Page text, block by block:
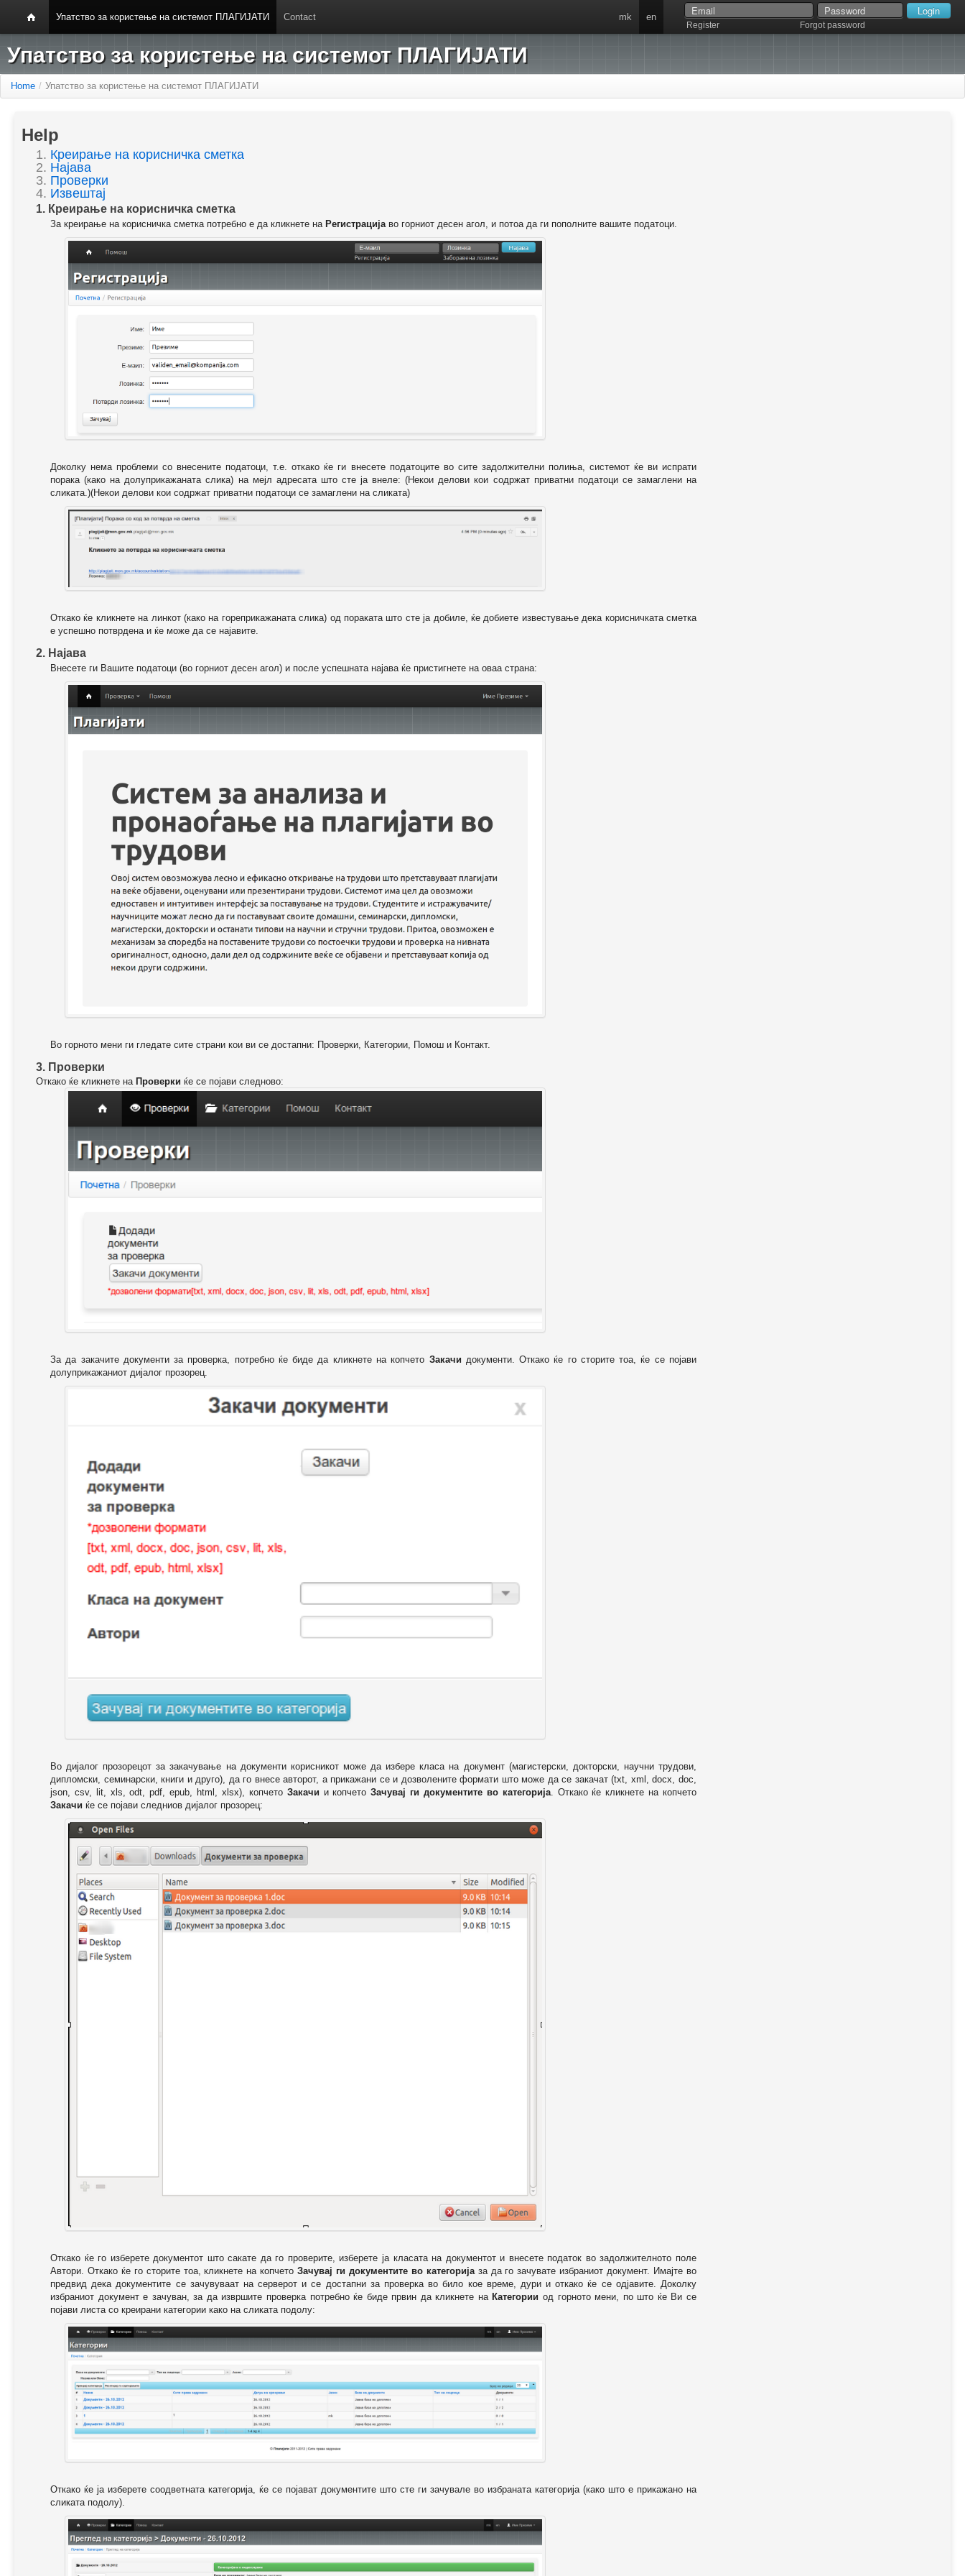
Упатство за користење на системот ПЛАГИЈАТИ Contact
Register Forgot password
mk en
Упатство за користење на системот ПЛАГИЈАТИ
Home / Упатство за користење на системот ПЛАГИЈАТИ
Help
1. Креирање на корисничка сметка
2. Најава
3. Проверки
4. Извештај
1. Креирање на корисничка сметка
За креирање на корисничка сметка потребно е да кликнете на Регистрацијаво горниот десен агол, и потоа да ги пополните вашите податоци.
Доколку нема проблеми со внесените податоци, т.е. откако ќе ги внесете податоците во сите задолжителни полиња, системот ќе ви испрати
порака (како на долуприкажаната слика) на мејл адресата што сте ја внеле: (Некои делови кои содржат приватни податоци се замаглени на
сликата.)(Некои делови кои содржат приватни податоци се замаглени на сликата)
Откако ќе кликнете на линкот (како на гореприкажаната слика) од пораката што сте ја добиле, ќе добиете известување дека корисничката сметка
е успешно потврдена и ќе може да се најавите.
2. Најава
Внесете ги Вашите податоци (во горниот десен агол) и после успешната најава ќе пристигнете на оваа страна:
Во горното мени ги гледате сите страни кои ви се достапни: Проверки, Категории, Помош и Контакт.
3. Проверки
Откако ќе кликнете на Проверки ќе се појави следново:
За да закачите документи за проверка, потребно ќе биде да кликнете на копчето Закачи документи. Откако ќе го сторите тоа, ќе се појави
долуприкажаниот дијалог прозорец.
Во дијалог прозорецот за закачување на документи корисникот може да избере класа на документ (магистерски, докторски, научни трудови,
дипломски, семинарски, книги и друго), да го внесе авторот, а прикажани се и дозволените формати што може да се закачат (txt, xml, docx, doc,
json, csv, lit, xls, odt, pdf, epub, html, xlsx), копчето Закачи и копчетоЗачувај ги документите во категорија. Откако ќе кликнете на копчето
Закачи ќе се појави следниов дијалог прозорец:
Откако ќе го изберете документот што сакате да го проверите, изберете ја класата на документот и внесете податок во задолжителното поле
Автори. Откако ќе го сторите тоа, кликнете на копчетоЗачувај ги документите во категоријаза да го зачувате избраниот документ. Имајте во
предвид дека документите се зачувуваат на серверот и се достапни за проверка во било кое време, дури и откако ќе се одјавите. Доколку
избраниот документ е зачуван, за да извршите проверка потребно ќе биде првин да кликнете на Категории од горното мени, по што ќе Ви се
појави листа со креирани категории како на сликата подолу:
Откако ќе ја изберете соодветната категорија, ќе се појават документите што сте ги зачувале во избраната категорија (како што е прикажано на
сликата подолу).